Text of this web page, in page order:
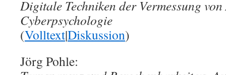
Digitale Techniken der Vermessung
Cyberpsychologie
(Volltext|Diskussion)
Jörg Pohle: